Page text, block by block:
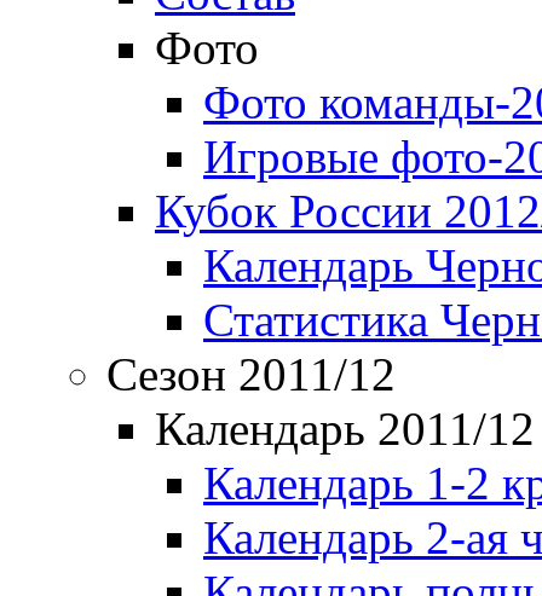
Фото
Фото команды-
Игровые фото-
Кубок России
Календарь
Статистика
Сезон 2011/12
Календарь 2011/12
Календарь 1-2
Календарь 2-ая